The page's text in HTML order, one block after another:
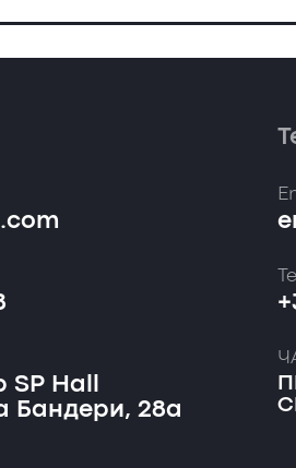
SP Hall
Бандери, 28а